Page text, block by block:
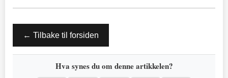
← Tilbake til forsiden
Hva synes du om denne artikkelen?